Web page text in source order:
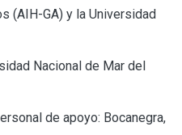
(AIH-GA) y la Universidad
Nacional de Mar del
de apoyo: Bocanegra,